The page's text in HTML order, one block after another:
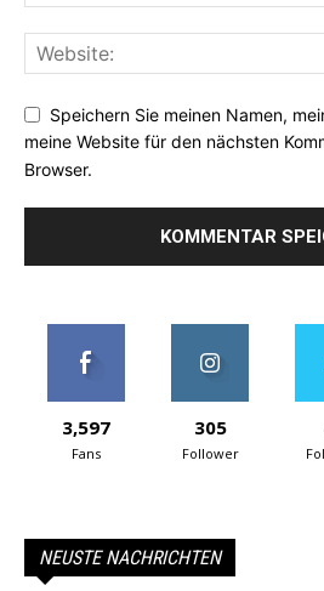
Speichern Sie meinen Namen,
meine Website für den nächsten
Browser.
3,597
Fans
305
Follower
NEUSTE NACHRICHTEN